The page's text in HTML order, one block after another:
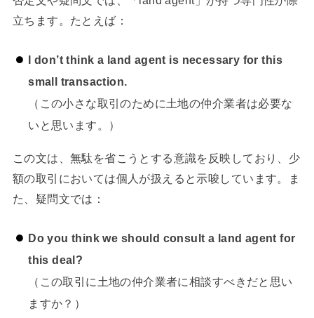
立ちます。たとえば：
I don’t think a land agent is necessary for this
small transaction.
（この小さな取引のために土地の仲介業者は必要な
いと思います。）
この文は、無駄を省こうとする意識を反映しており、少
額の取引においては個人が扱えると示唆しています。ま
た、疑問文では：
Do you think we should consult a land agent for
this deal?
（この取引に土地の仲介業者に相談すべきだと思い
ますか？）